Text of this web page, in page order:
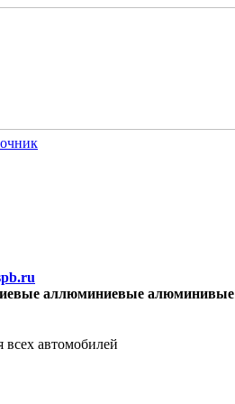
аллюминиевые алюминивые
автомобилей